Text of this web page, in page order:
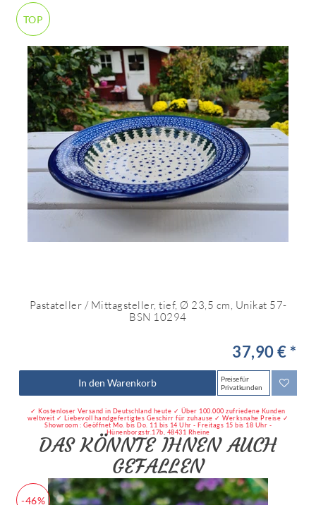
TOP
Pastateller / Mittagsteller, tief, Ø 23,5 cm, Unikat 57-
BSN 10294
37,90 € *
In den Warenkorb
Preise für
Privatkunden
✓ Kostenloser Versand in Deutschland heute ✓ Über 100.000 zufriedene Kunden
weltweit ✓ Liebevoll handgefertigtes Geschirr für zuhause ✓ Werksnahe Preise ✓
Showroom : Geöffnet Mo. bis Do. 11 bis 14 Uhr - Freitags 15 bis 18 Uhr -
Hünenborgstr.17b, 48431 Rheine
DAS KÖNNTE IHNEN AUCH
GEFALLEN
-46%